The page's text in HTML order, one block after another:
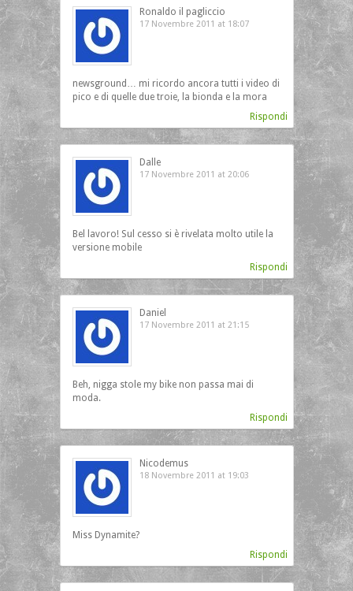
Ronaldo il pagliccio
17 Novembre 2011 at 18:07
newsground… mi ricordo ancora tutti i video di
pico e di quelle due troie, la bionda e la mora
Rispondi
Dalle
17 Novembre 2011 at 20:06
Bel lavoro! Sul cesso si è rivelata molto utile la
versione mobile
Rispondi
Daniel
17 Novembre 2011 at 21:15
Beh, nigga stole my bike non passa mai di
moda.
Rispondi
Nicodemus
18 Novembre 2011 at 19:03
Miss Dynamite?
Rispondi